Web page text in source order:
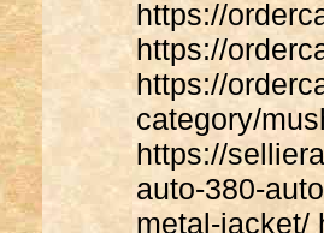
https://
https://
https://
category/
https://
auto-380-
metal-jacket/